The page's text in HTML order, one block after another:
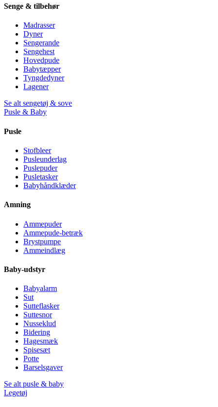
Senge & tilbehør
Madrasser
Dyner
Sengerande
Sengehest
Hovedpude
Babytæpper
Tyngdedyner
Lagener
Se alt sengetøj & sove
Pusle & Baby
Pusle
Stofbleer
Pusleunderlag
Puslepuder
Pusletasker
Babyhåndklæder
Amning
Ammepuder
Ammepude-betræk
Brystpumpe
Ammeindlæg
Baby-udstyr
Babyalarm
Sut
Sutteflasker
Suttesnor
Nusseklud
Bidering
Hagesmæk
Spisesæt
Potte
Barselsgaver
Se alt pusle & baby
Legetøj